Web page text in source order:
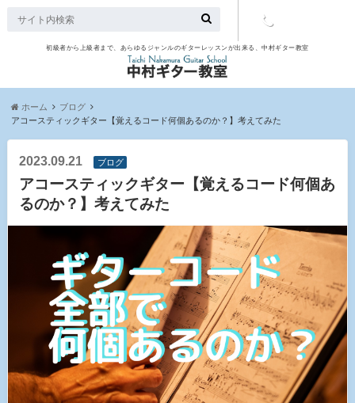
初級者から上級者まで、あらゆるジャンルのギターレッスンが出来る、中村ギター教室
ホーム
ブログ
アコースティックギター【覚えるコード何個あるのか？】考えてみた
2023.09.21 ブログ
アコースティックギター【覚えるコード何個あ
るのか？】考えてみた